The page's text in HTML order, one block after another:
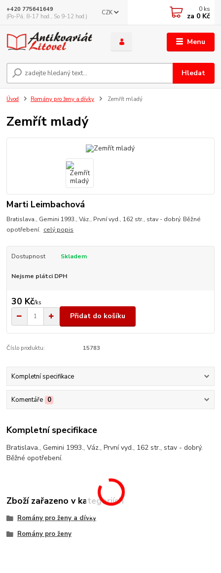
Menu
CZK
Hledat
+420 775641649
(Po-Pá, 8-17 hod., So 9-12 hod.)
0 ks
za 0 Kč
Úvod Romány pro ženy a dívky Zemřít mladý
Zemřít mladý
Marti Leimbachová
Bratislava., Gemini 1993., Váz., První vyd., 162 str., stav - dobrý. Běžné
opotřebení. celý popis
Dostupnost Skladem
Nejsme plátci DPH
30 Kč/ks
Přidat do košíku
Číslo produktu: 15783
Kompletní specifikace
Komentáře 0
Kompletní specifikace
Bratislava., Gemini 1993., Váz., První vyd., 162 str., stav - dobrý.
Běžné opotřebení.
Zboží zařazeno v kategoriích
Romány pro ženy a dívky
Romány pro ženy